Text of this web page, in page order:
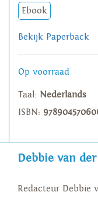
Ebook
Bekijk Paperback
Op voorraad
Taal: Nederlands
ISBN:
Debbie van
Redacteur Debbie